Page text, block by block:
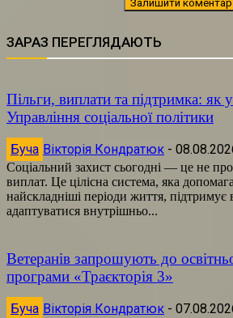
ЗАРАЗ ПЕРЕГЛЯДАЮТЬ
Пільги, виплати та підтримка: як
Управління соціальної політики
Буча Вікторія Кондратюк -
Соціальний захист сьогодні — це не
виплат. Це цілісна система, яка
найскладніші періоди життя, підтримує
адаптуватися внутрішньо...
Ветеранів запрошують до
програми «Траєкторія 3»
Буча Вікторія Кондратюк -